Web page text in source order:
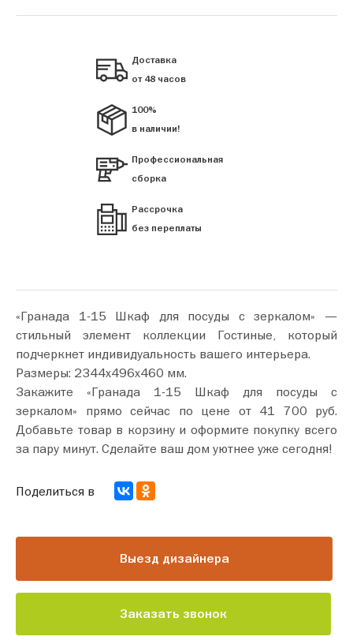
Доставка
от 48 часов
100%
в наличии!
Профессиональная
сборка
Рассрочка
без переплаты
«Гранада 1-15 Шкаф для посуды с зеркалом» —
стильный элемент коллекции Гостиные, который
подчеркнет индивидуальность вашего интерьера.
Размеры: 2344х496х460 мм.
Закажите «Гранада 1-15 Шкаф для посуды с
зеркалом» прямо сейчас по цене от 41 700 руб.
Добавьте товар в корзину и оформите покупку всего
за пару минут. Сделайте ваш дом уютнее уже сегодня!
Выезд дизайнера
Заказать звонок
Поделиться в